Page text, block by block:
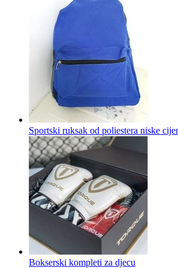
Sportski ruksak od poliestera niske
Bokserski kompleti za djecu